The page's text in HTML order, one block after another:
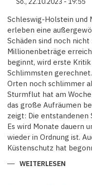
Schleswig-Holstein und
erleben eine
Schäden sind noch
Millionenbeträge
beginnt, wird erste
Schlimmsten
Orten noch schlimmer
Sturmflut hat am
das große Aufräumen
zeigt: Die entstandenen
Es wird Monate dauern
wieder in Ordnung ist.
Küstenschutz hat
WEITERLESEN